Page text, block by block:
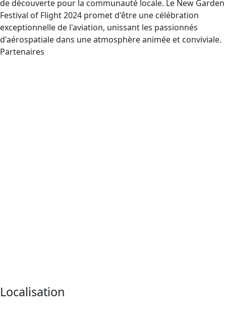
de découverte pour la communauté locale. Le New Garden
Festival of Flight 2024 promet d'être une célébration
exceptionnelle de l'aviation, unissant les passionnés
d'aérospatiale dans une atmosphère animée et conviviale.
Partenaires
Localisation